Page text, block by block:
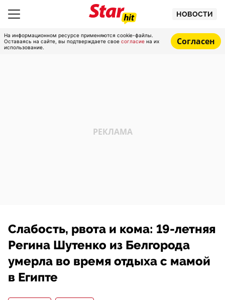
НОВОСТИ
На информационном ресурсе применяются cookie-файлы.
Оставаясь на сайте, вы подтверждаете свое согласие на их
использование.
Согласен
Слабость, рвота и кома: 19-летняя
Регина Шутенко из Белгорода
умерла во время отдыха с мамой
в Египте